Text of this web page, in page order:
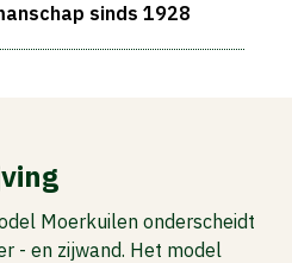
sinds 1928
Moerkuilen onderscheidt
- en zijwand. Het model